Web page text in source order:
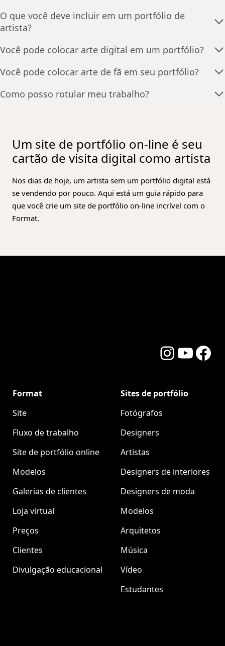
O que você deve incluir em um portfólio de
artista?
Você pode colocar arte digital em um portfólio?
Você pode colocar arte de fã em seu portfólio?
Como posso rotular meu trabalho?
Um site de portfólio on-line é seu
cartão de visita digital como artista
Nos dias de hoje, um artista sem um portfólio digital está
se vendendo por pouco. Aqui está um guia rápido para
que você crie um site de portfólio on-line incrível com o
Format.
Instagram
YouTube
Format
Site
Fluxo de trabalho
Site de portfólio online
Modelos
Galerias de clientes
Loja virtual
Preços
Clientes
Divulgação educacional
Sites de portfólio
Fotógrafos
Designers
Artistas
Designers de interiores
Designers de moda
Modelos
Arquitetos
Música
Vídeo
Estudantes